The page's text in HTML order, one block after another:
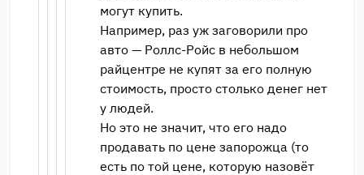
могут купить.
Например, раз уж заговорили про
авто — Роллс-Ройс в небольшом
райцентре не купят за его полную
стоимость, просто столько денег нет
у людей.
Но это не значит, что его надо
продавать по цене запорожца (то
есть по той цене, которую назовёт